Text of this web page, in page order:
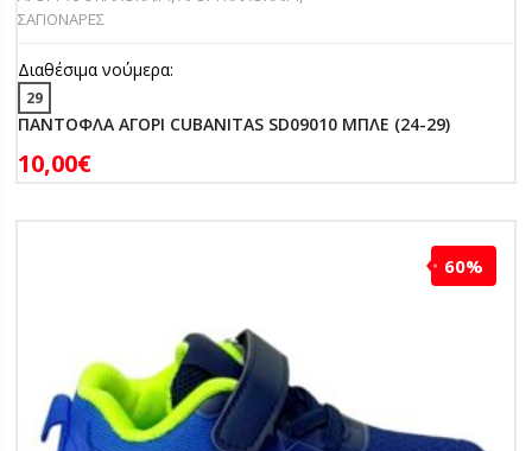
ΣΑΓΙΟΝΑΡΕΣ
Διαθέσιμα νούμερα:
29
ΠΑΝΤΟΦΛΑ ΑΓΟΡΙ CUBANITAS SD09010 ΜΠΛΕ (24-29)
10,00€
60%